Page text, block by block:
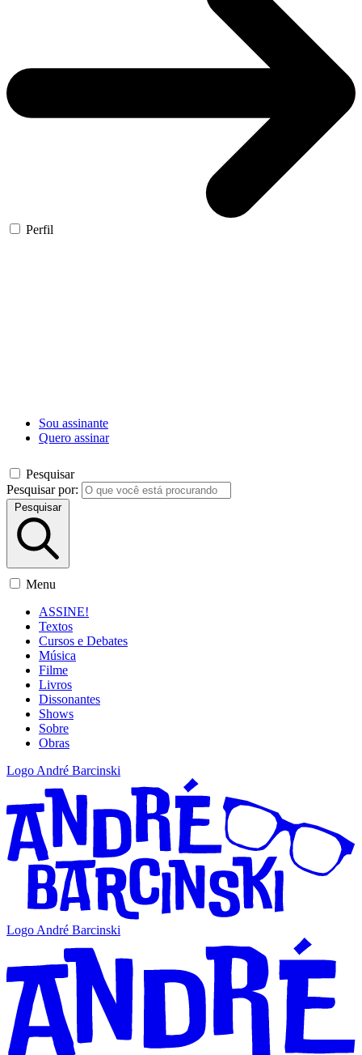
Perfil
Sou assinante
Quero assinar
Pesquisar
Pesquisar por:
Pesquisar
Menu
ASSINE!
Textos
Cursos e Debates
Música
Filme
Livros
Dissonantes
Shows
Sobre
Obras
Logo André Barcinski
Logo André Barcinski